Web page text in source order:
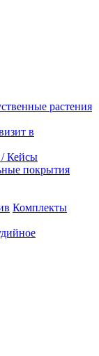
растения
в
Кейсы
покрытия
Комплекты